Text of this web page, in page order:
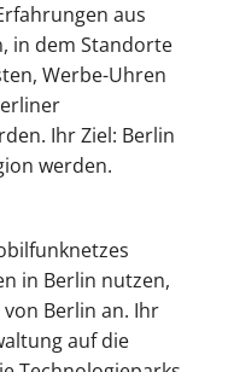
aus
in dem Standorte
Werbe-Uhren
Ihr Ziel: Berlin
werden.
in Berlin nutzen,
Berlin an. Ihr
auf die